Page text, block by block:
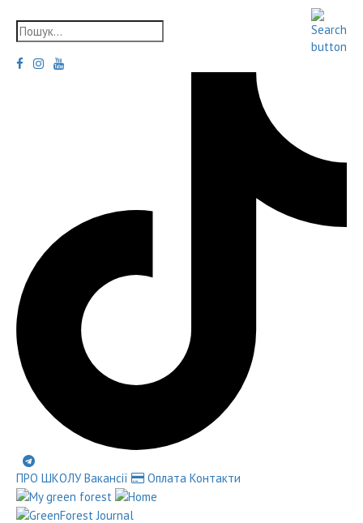
ПРО ШКОЛУ Вакансії Оплата Контакти